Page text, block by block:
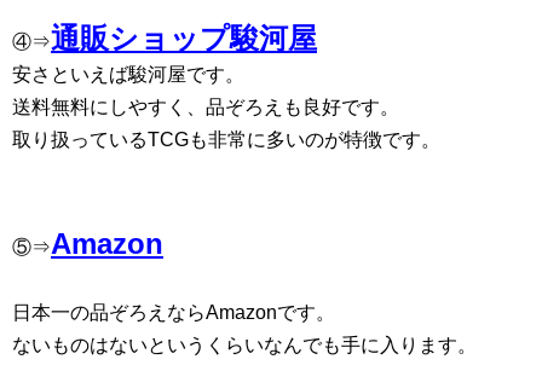
④⇒通販ショップ駿河屋
安さといえば駿河屋です。
送料無料にしやすく、品ぞろえも良好です。
取り扱っているTCGも非常に多いのが特徴です。
⑤⇒Amazon
日本一の品ぞろえならAmazonです。
ないものはないというくらいなんでも手に入ります。